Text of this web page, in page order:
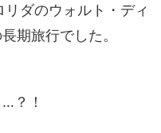
ダのウォルト・ディ
期旅行でした。
？！